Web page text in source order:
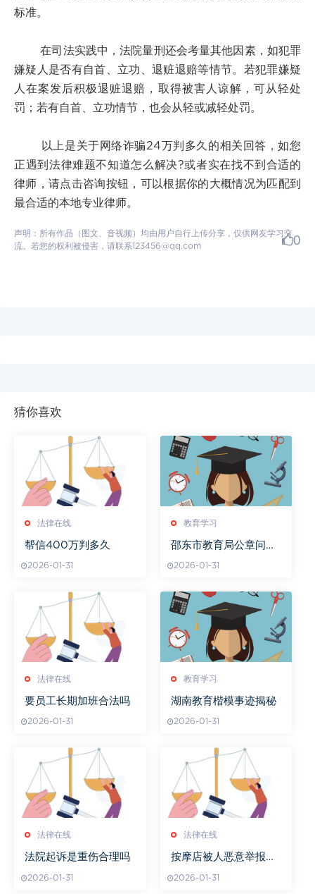
标准。
在司法实践中，法院量刑还会考量其他因素，如犯罪
嫌疑人是否有自首、立功、退赃退赔等情节。若犯罪嫌疑
人在案发后积极退赃退赔，取得被害人谅解，可从轻处
罚；若有自首、立功情节，也会从轻或减轻处罚。
以上是关于网络诈骗24万判多久的相关回答，如您
正遇到法律难题不知道怎么解决?或者实在找不到合适的
律师，请点击咨询按钮，可以根据你的大概情况为匹配到
最合适的本地专业律师。
声明：所有作品（图文、音视频）均由用户自行上传分享，仅供网友学习交
流。若您的权利被侵害，请联系123456@qq.com
0
猜你喜欢
法律在线
帮信400万判多久
2026-01-31
教育学习
邵东市教育局公章问题
2026-01-31
法律在线
要员工长期加班合法吗
2026-01-31
教育学习
湖南教育楷模事迹揭秘
2026-01-31
法律在线
法院起诉是重伤合理吗
2026-01-31
法律在线
按摩店被人恶意举报怎
2026-01-31